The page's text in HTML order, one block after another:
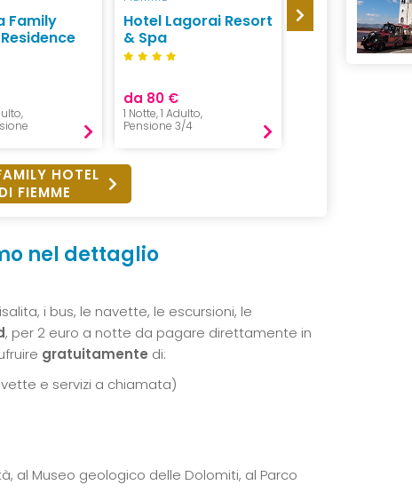
Family
Hotel Lagorai Resort
& Spa
da 80 €
1 Notte, 1 Adulto,
Pensione 3/4
Residence Villa
Boschetto
HOTEL
FIEMME
nel dettaglio
i bus, le navette, le escursioni, le
, per 2 euro a notte da pagare direttamente in
gratuitamente di:
e servizi a chiamata)
al Museo geologico delle Dolomiti, al Parco